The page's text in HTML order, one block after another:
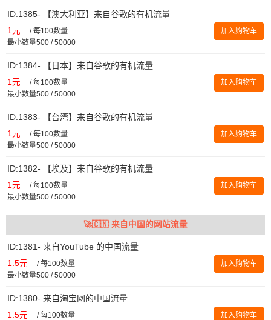
ID:1385- 【澳大利亚】来自谷歌的有机流量
1元 /每100数量
最小数量500 / 50000
加入购物车
ID:1384- 【日本】来自谷歌的有机流量
1元 /每100数量
最小数量500 / 50000
加入购物车
ID:1383- 【台湾】来自谷歌的有机流量
1元 /每100数量
最小数量500 / 50000
加入购物车
ID:1382- 【埃及】来自谷歌的有机流量
1元 /每100数量
最小数量500 / 50000
加入购物车
🚀🇨🇳 来自中国的网站流量
ID:1381- 来自YouTube 的中国流量
1.5元 /每100数量
最小数量500 / 50000
加入购物车
ID:1380- 来自淘宝网的中国流量
1.5元 /每100数量
加入购物车